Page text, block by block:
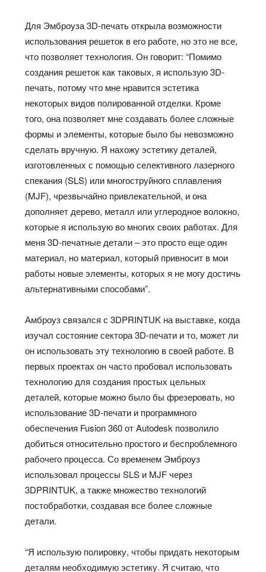
Для Эмброуза 3D-печать открыла возможности
использования решеток в его работе, но это не все,
что позволяет технология. Он говорит: “Помимо
создания решеток как таковых, я использую 3D-
печать, потому что мне нравится эстетика
некоторых видов полированной отделки. Кроме
того, она позволяет мне создавать более сложные
формы и элементы, которые было бы невозможно
сделать вручную. Я нахожу эстетику деталей,
изготовленных с помощью селективного лазерного
спекания (SLS) или многоструйного сплавления
(MJF), чрезвычайно привлекательной, и она
дополняет дерево, металл или углеродное волокно,
которые я использую во многих своих работах. Для
меня 3D-печатные детали – это просто еще один
материал, но материал, который привносит в мои
работы новые элементы, которых я не могу достичь
альтернативными способами”.
Амброуз связался с 3DPRINTUK на выставке, когда
изучал состояние сектора 3D-печати и то, может ли
он использовать эту технологию в своей работе. В
первых проектах он часто пробовал использовать
технологию для создания простых цельных
деталей, которые можно было бы фрезеровать, но
использование 3D-печати и программного
обеспечения Fusion 360 от Autodesk позволило
добиться относительно простого и беспроблемного
рабочего процесса. Со временем Эмброуз
использовал процессы SLS и MJF через
3DPRINTUK, а также множество технологий
постобработки, создавая все более сложные
детали.
“Я использую полировку, чтобы придать некоторым
деталям необходимую эстетику. Я считаю, что